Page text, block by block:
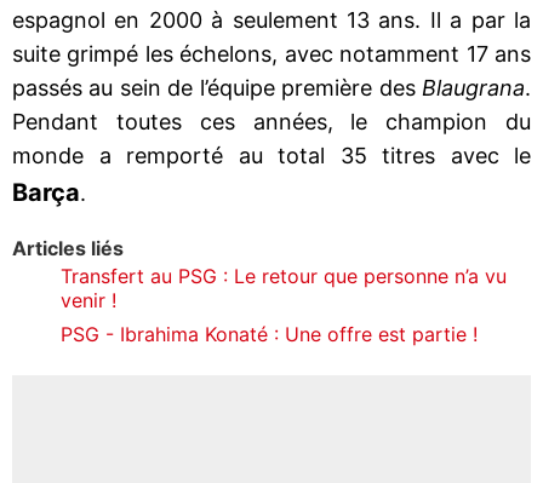
espagnol en 2000 à seulement 13 ans. Il a par la
suite grimpé les échelons, avec notamment 17 ans
passés au sein de l’équipe première des Blaugrana.
Pendant toutes ces années, le champion du
monde a remporté au total 35 titres avec le
Barça.
Articles liés
Transfert au PSG : Le retour que personne n’a vu
venir !
PSG - Ibrahima Konaté : Une offre est partie !